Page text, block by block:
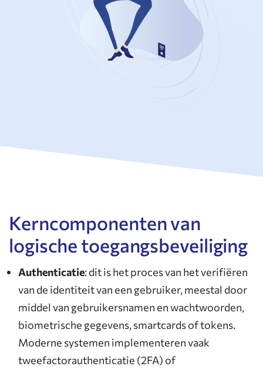
Kerncomponenten van
logische toegangsbeveiliging
Authenticatie: dit is het proces van het verifiëren
van de identiteit van een gebruiker, meestal door
middel van gebruikersnamen en wachtwoorden,
biometrische gegevens, smartcards of tokens.
Moderne systemen implementeren vaak
tweefactorauthenticatie (2FA) of